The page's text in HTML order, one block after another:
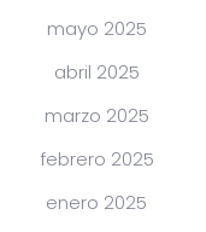
mayo 2025
abril 2025
marzo 2025
febrero 2025
enero 2025